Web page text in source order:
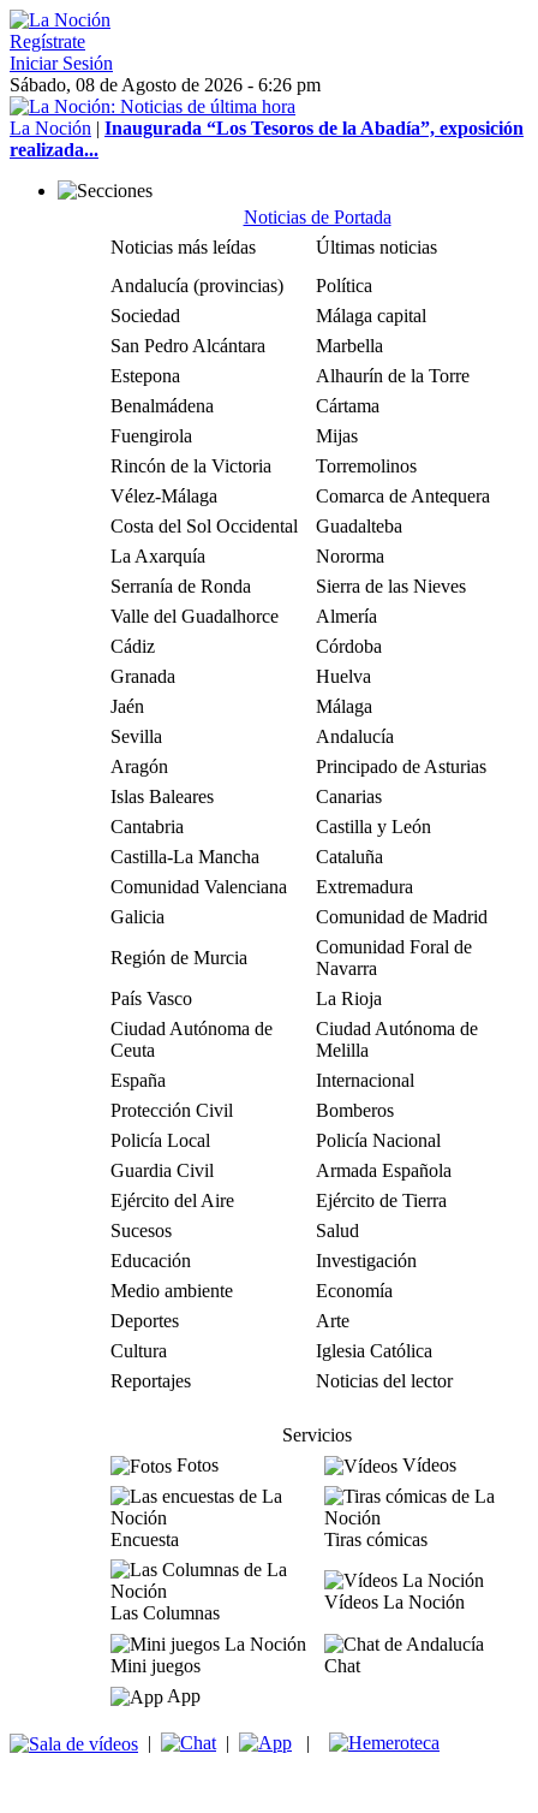
Regístrate
Iniciar Sesión
Sábado, 08 de Agosto de 2026 - 6:26 pm
La Noción | Inaugurada “Los Tesoros de la Abadía”, exposición
realizada...
Noticias de Portada
Noticias más leídas
Últimas noticias
Andalucía (provincias)
Política
Sociedad
Málaga capital
San Pedro Alcántara
Marbella
Estepona
Alhaurín de la Torre
Benalmádena
Cártama
Fuengirola
Mijas
Rincón de la Victoria
Torremolinos
Vélez-Málaga
Comarca de Antequera
Costa del Sol Occidental
Guadalteba
La Axarquía
Nororma
Serranía de Ronda
Sierra de las Nieves
Valle del Guadalhorce
Almería
Cádiz
Córdoba
Granada
Huelva
Jaén
Málaga
Sevilla
Andalucía
Aragón
Principado de Asturias
Islas Baleares
Canarias
Cantabria
Castilla y León
Castilla-La Mancha
Cataluña
Comunidad Valenciana
Extremadura
Galicia
Comunidad de Madrid
Región de Murcia
Comunidad Foral de
Navarra
País Vasco
La Rioja
Ciudad Autónoma de
Ceuta
Ciudad Autónoma de
Melilla
España
Internacional
Protección Civil
Bomberos
Policía Local
Policía Nacional
Guardia Civil
Armada Española
Ejército del Aire
Ejército de Tierra
Sucesos
Salud
Educación
Investigación
Medio ambiente
Economía
Deportes
Arte
Cultura
Iglesia Católica
Reportajes
Noticias del lector
Servicios
Fotos
Vídeos
Encuesta Tiras cómicas
Las Columnas
Vídeos La Noción
Mini juegos
Chat
App
| | |